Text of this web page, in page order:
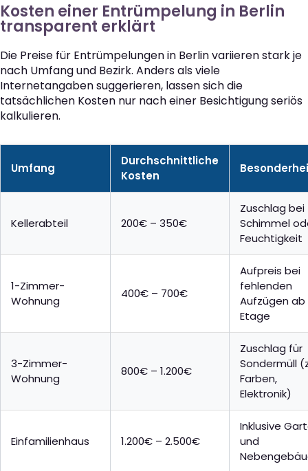
Kosten einer Entrümpelung in Berlin
transparent erklärt
Die Preise für Entrümpelungen in Berlin variieren stark je
nach Umfang und Bezirk. Anders als viele
Internetangaben suggerieren, lassen sich die
tatsächlichen Kosten nur nach einer Besichtigung seriös
kalkulieren.
Umfang
Durchschnittliche
Kosten
Kellerabteil 200€ – 350€
Zuschlag bei
Schimmel
Feuchtigkeit
1-Zimmer-
Wohnung
400€ – 700€
Aufpreis bei
fehlenden
Aufzügen ab
Etage
3-Zimmer-
Wohnung
800€ – 1.200€
Zuschlag für
Sondermüll
Farben,
Elektronik)
Einfamilienhaus 1.200€ – 2.500€
Inklusive
und